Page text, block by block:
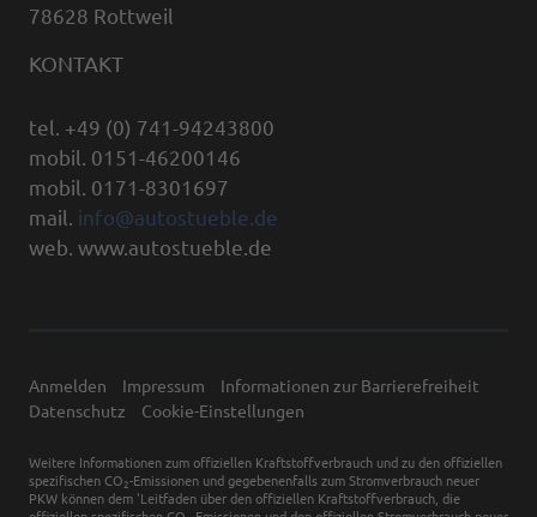
78628 Rottweil
KONTAKT
tel. +49 (0) 741-94243800
mobil. 0151-46200146
mobil. 0171-8301697
mail. info@autostueble.de
web. www.autostueble.de
Anmelden Impressum
Informationen zur Barrierefreiheit
Datenschutz
Cookie-Einstellungen
Weitere Informationen zum offiziellen Kraftstoffverbrauch und zu den offiziellen
spezifischen CO 2-Emissionen und gegebenenfalls zum Stromverbrauch neuer
PKW können dem 'Leitfaden über den offiziellen Kraftstoffverbrauch, die